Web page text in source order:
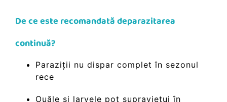
De ce este recomandată deparazitarea
continuă?
Paraziții nu dispar complet în sezonul
rece
Ouăle și larvele pot supraviețui în